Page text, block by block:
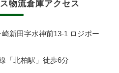
物流倉庫アクセス
新田字水神前13-1 ロジポー
「北柏駅」徒歩6分